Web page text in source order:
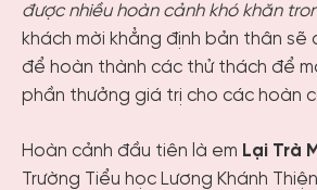
được nhiều hoàn cảnh khó khăn
khách mời khẳng định bản thân sẽ
để hoàn thành các thử thách để
phần thưởng giá trị cho các hoàn
Hoàn cảnh đầu tiên là em Lại Trà
Trường Tiểu học Lương Khánh